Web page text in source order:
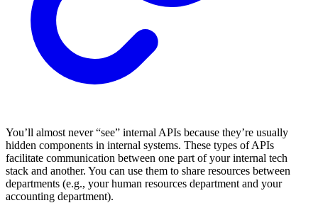
You’ll almost never “see” internal APIs because they’re usually
hidden components in internal systems. These types of APIs
facilitate communication between one part of your internal tech
stack and another. You can use them to share resources between
departments (e.g., your human resources department and your
accounting department).